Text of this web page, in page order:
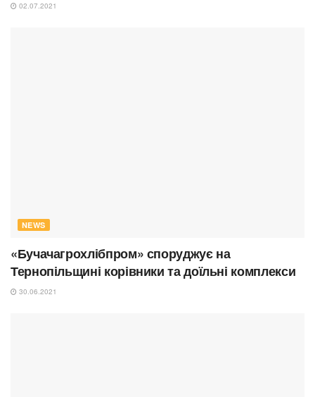
02.07.2021
NEWS
«Бучачагрохлібпром» споруджує на
Тернопільщині корівники та доїльні комплекси
30.06.2021